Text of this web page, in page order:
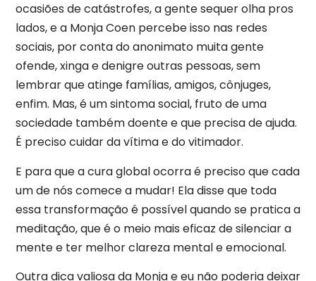
ocasiões de catástrofes, a gente sequer olha pros
lados, e a Monja Coen percebe isso nas redes
sociais, por conta do anonimato muita gente
ofende, xinga e denigre outras pessoas, sem
lembrar que atinge famílias, amigos, cônjuges,
enfim. Mas, é um sintoma social, fruto de uma
sociedade também doente e que precisa de ajuda.
É preciso cuidar da vítima e do vitimador.
E para que a cura global ocorra é preciso que cada
um de nós comece a mudar! Ela disse que toda
essa transformação é possível quando se pratica a
meditação, que é o meio mais eficaz de silenciar a
mente e ter melhor clareza mental e emocional.
Outra dica valiosa da Monja e eu não poderia deixar